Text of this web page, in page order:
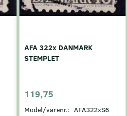
AFA 322x DANMARK
STEMPLET
119,75
Model/varenr.: AFA322xS6